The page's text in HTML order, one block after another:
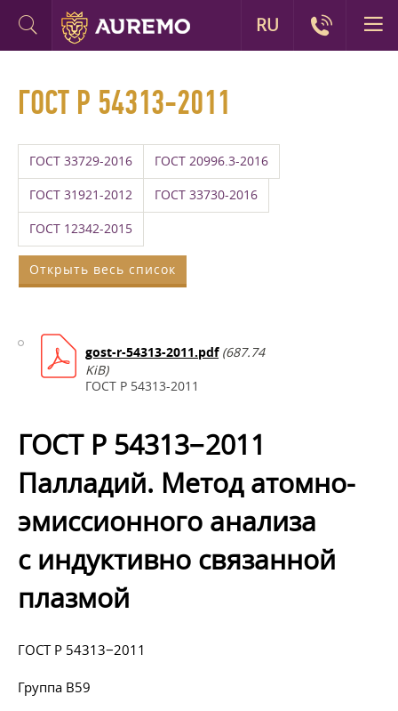
ГОСТ Р 54313-2011
ГОСТ 33729-2016 ГОСТ 20996.3-2016
ГОСТ 31921-2012 ГОСТ 33730-2016
ГОСТ 12342-2015
Открыть весь список
gost-r-54313-2011.pdf (687.74
KiB)
ГОСТ Р 54313-2011
ГОСТ Р 54313−2011
Палладий. Метод атомно-
эмиссионного анализа
с индуктивно связанной
плазмой
ГОСТ Р 54313−2011
Группа В59
RU